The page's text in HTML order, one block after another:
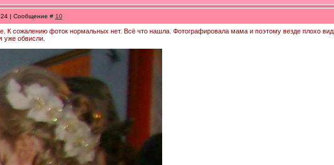
| Сообщение # 10
К сожалению фоток нормальных нет. Всё что нашла. Фотографировала мама и поэтому везде плохо
уже обвисли.